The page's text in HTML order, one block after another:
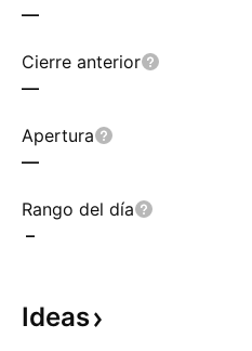
—
Cierre anterior
—
Apertura
—
Rango del día
–
Ideas